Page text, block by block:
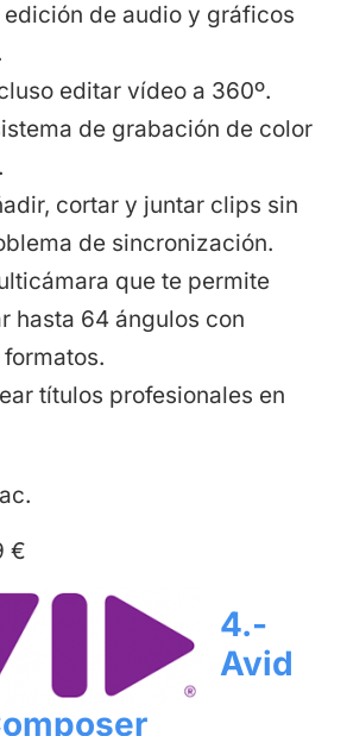
edición de audio y gráficos
editar vídeo a 360º.
de grabación de color
cortar y juntar clips sin
de sincronización.
que te permite
hasta 64 ángulos con
títulos profesionales en
€
4.-
Avid